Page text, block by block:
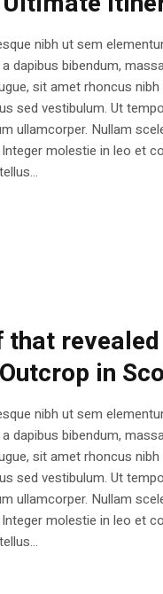
nibh ut sem
dapibus bibendum,
sit amet rhoncus
sed vestibulum. Ut
ullamcorper. Nullam
molestie in leo et
revealed
in
nibh ut sem
dapibus bibendum,
sit amet rhoncus
sed vestibulum. Ut
ullamcorper. Nullam
molestie in leo et